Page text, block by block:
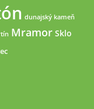
dunajský kameň
Mramor Sklo